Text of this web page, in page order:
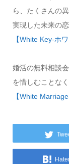
ら、たくさんの
実現した未来の
【White Key-ホ
婚活の無料相談
を惜しむことな
【White